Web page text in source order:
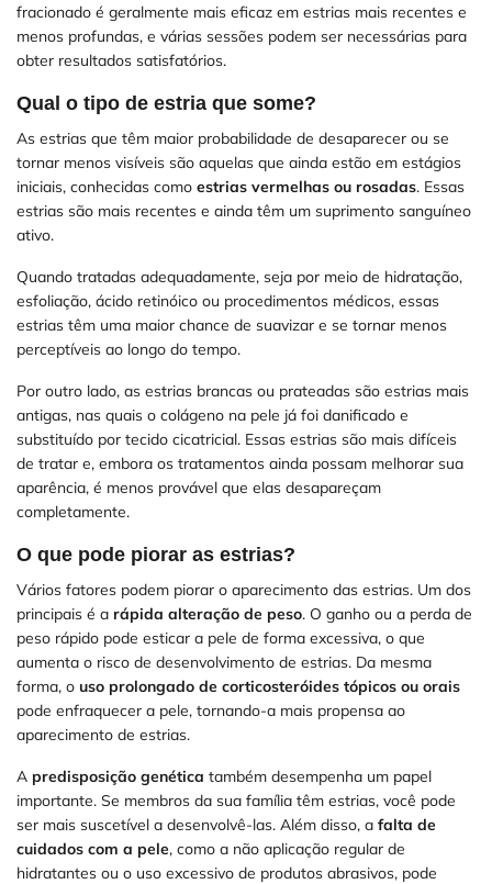
fracionado é geralmente mais eficaz em estrias mais recentes e
menos profundas, e várias sessões podem ser necessárias para
obter resultados satisfatórios.
Qual o tipo de estria que some?
As estrias que têm maior probabilidade de desaparecer ou se
tornar menos visíveis são aquelas que ainda estão em estágios
iniciais, conhecidas como estrias vermelhas ou rosadas. Essas
estrias são mais recentes e ainda têm um suprimento sanguíneo
ativo.
Quando tratadas adequadamente, seja por meio de hidratação,
esfoliação, ácido retinóico ou procedimentos médicos, essas
estrias têm uma maior chance de suavizar e se tornar menos
perceptíveis ao longo do tempo.
Por outro lado, as estrias brancas ou prateadas são estrias mais
antigas, nas quais o colágeno na pele já foi danificado e
substituído por tecido cicatricial. Essas estrias são mais difíceis
de tratar e, embora os tratamentos ainda possam melhorar sua
aparência, é menos provável que elas desapareçam
completamente.
O que pode piorar as estrias?
Vários fatores podem piorar o aparecimento das estrias. Um dos
principais é a rápida alteração de peso. O ganho ou a perda de
peso rápido pode esticar a pele de forma excessiva, o que
aumenta o risco de desenvolvimento de estrias. Da mesma
forma, o uso prolongado de corticosteróides tópicos ou orais
pode enfraquecer a pele, tornando-a mais propensa ao
aparecimento de estrias.
A predisposição genética também desempenha um papel
importante. Se membros da sua família têm estrias, você pode
ser mais suscetível a desenvolvê-las. Além disso, a falta de
cuidados com a pele, como a não aplicação regular de
hidratantes ou o uso excessivo de produtos abrasivos, pode